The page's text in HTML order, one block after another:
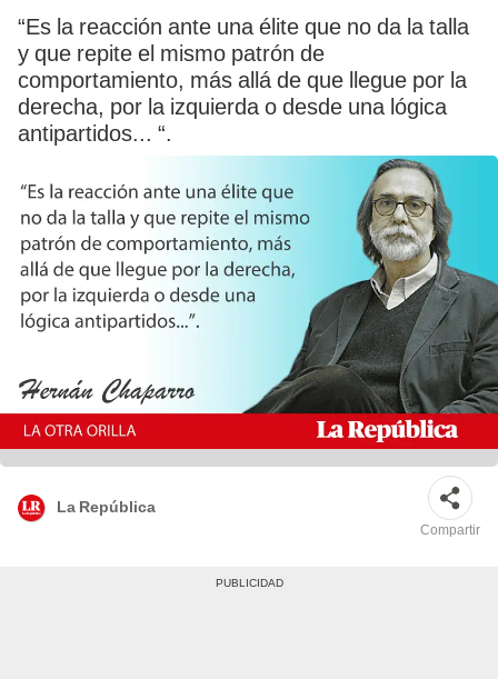
“Es la reacción ante una élite que no da la talla
y que repite el mismo patrón de
comportamiento, más allá de que llegue por la
derecha, por la izquierda o desde una lógica
antipartidos... “.
La República
Compartir